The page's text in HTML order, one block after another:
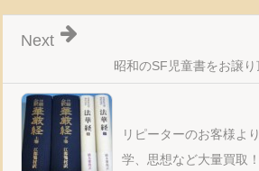
昭和のSF児童書をお譲り
Next
リピーターのお客様よ
学、思想など大量買取！